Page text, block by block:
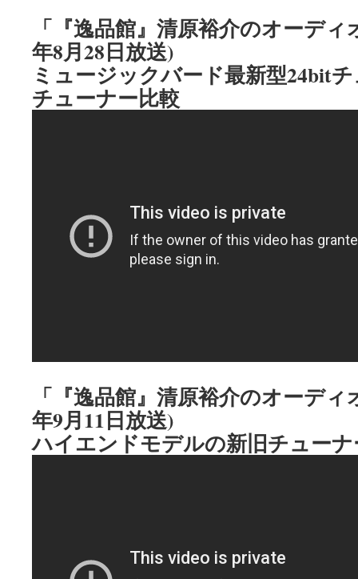
「『逸品館』清原裕介のオーデ
年8月28日放送)
ミュージックバード最新型24bit
チューナー比較
「『逸品館』清原裕介のオーデ
年9月11日放送)
ハイエンドモデルの新旧チュー